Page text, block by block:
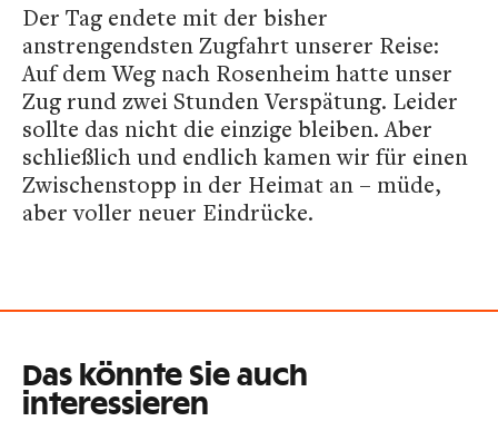
Der Tag endete mit der bisher
anstrengendsten Zugfahrt unserer Reise:
Auf dem Weg nach Rosenheim hatte unser
Zug rund zwei Stunden Verspätung. Leider
sollte das nicht die einzige bleiben. Aber
schließlich und endlich kamen wir für einen
Zwischenstopp in der Heimat an – müde,
aber voller neuer Eindrücke.
Das könnte Sie auch
interessieren